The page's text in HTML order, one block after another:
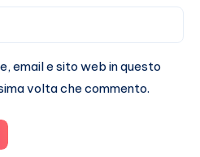
email e sito web in questo
volta che commento.